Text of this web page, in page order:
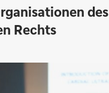
des
Rechts